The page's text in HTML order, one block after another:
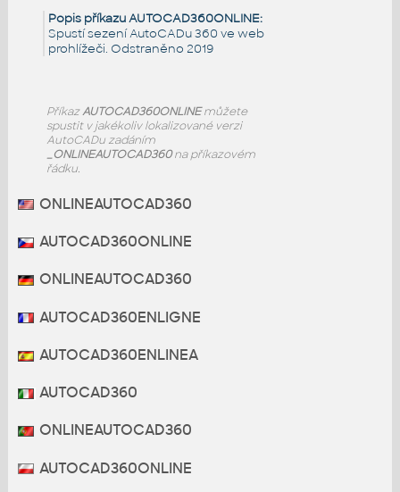
Popis příkazu AUTOCAD360ONLINE:
Spustí sezení AutoCADu 360 ve web
prohlížeči. Odstraněno 2019
PříkazAUTOCAD360ONLINEmůžete
spustit v jakékoliv lokalizované verzi
AutoCADu zadáním
_ONLINEAUTOCAD360na příkazovém
řádku.
ONLINEAUTOCAD360
AUTOCAD360ONLINE
ONLINEAUTOCAD360
AUTOCAD360ENLIGNE
AUTOCAD360ENLINEA
AUTOCAD360
ONLINEAUTOCAD360
AUTOCAD360ONLINE